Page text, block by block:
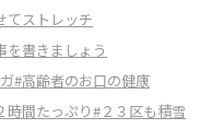
てストレッチ
を書きましょう
#高齢者のお口の健康
時間たっぷり#２３区も積雪